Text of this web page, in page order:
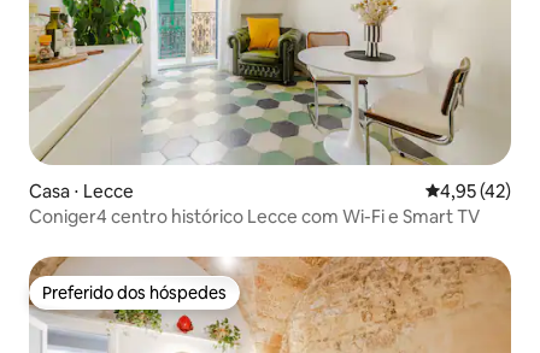
Casa ⋅ Lecce 4,95 de uma
4,95 (42)
Coniger4 centro histórico Lecce com Wi-Fi e Smart TV
Preferido dos hóspedes
Preferido dos hóspedes